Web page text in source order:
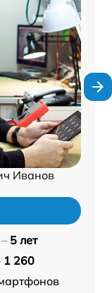
Иванов
5 лет
1 260